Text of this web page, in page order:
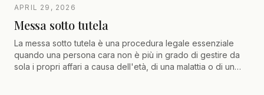
attenzione alle clausole del contratto, alle garanzie
durante la durata del progetto. L'articolo mette in evidenza
l'importanza di un accompagnamento legale specializzato
per garantire gli interessi dei proprietari durante tutta la
procedura.
APRIL 29, 2026
Messa sotto tutela
La messa sotto tutela è una procedura legale essenziale
quando una persona cara non è più in grado di gestire da
sola i propri affari a causa dell'età, di una malattia o di un